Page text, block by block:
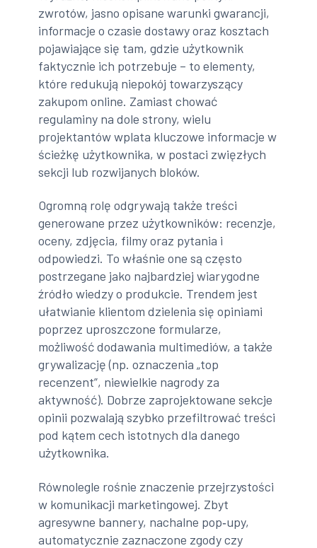
zwrotów, jasno opisane warunki gwarancji,
informacje o czasie dostawy oraz kosztach
pojawiające się tam, gdzie użytkownik
faktycznie ich potrzebuje – to elementy,
które redukują niepokój towarzyszący
zakupom online. Zamiast chować
regulaminy na dole strony, wielu
projektantów wplata kluczowe informacje w
ścieżkę użytkownika, w postaci zwięzłych
sekcji lub rozwijanych bloków.
Ogromną rolę odgrywają także treści
generowane przez użytkowników: recenzje,
oceny, zdjęcia, filmy oraz pytania i
odpowiedzi. To właśnie one są często
postrzegane jako najbardziej wiarygodne
źródło wiedzy o produkcie. Trendem jest
ułatwianie klientom dzielenia się opiniami
poprzez uproszczone formularze,
możliwość dodawania multimediów, a także
grywalizację (np. oznaczenia „top
recenzent”, niewielkie nagrody za
aktywność). Dobrze zaprojektowane sekcje
opinii pozwalają szybko przefiltrować treści
pod kątem cech istotnych dla danego
użytkownika.
Równolegle rośnie znaczenie przejrzystości
w komunikacji marketingowej. Zbyt
agresywne bannery, nachalne pop‑upy,
automatycznie zaznaczone zgody czy